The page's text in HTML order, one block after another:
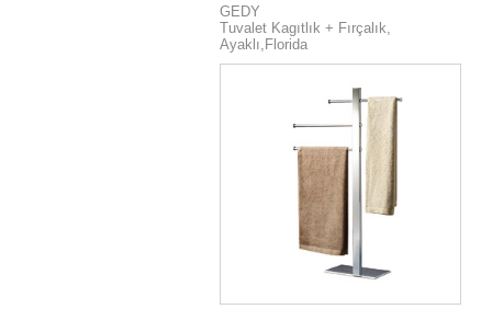
GEDY
Tuvalet Kagıtlık + Fırçalık,
Ayaklı,Florida